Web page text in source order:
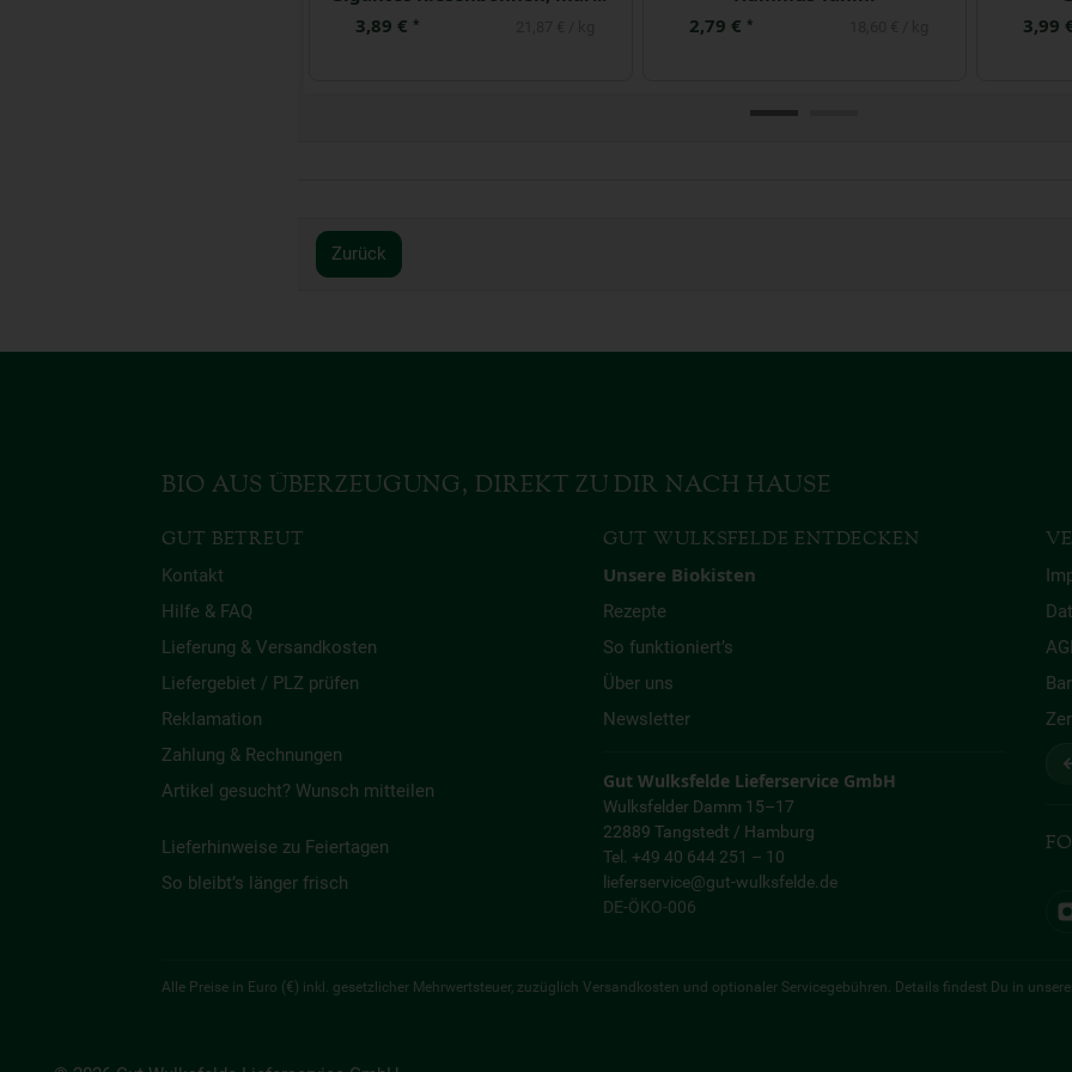
3,89 € *
2,79 € *
3,99
Zurück
BIO AUS ÜBERZEUGUNG, DIREKT ZU DIR NACH HAUSE
GUT BETREUT
Kontakt
Hilfe & FAQ
Lieferung & Versandkosten
Liefergebiet / PLZ prüfen
Reklamation
Zahlung & Rechnungen
Artikel gesucht? Wunsch mitteilen
Lieferhinweise zu Feiertagen
So bleibt’s länger frisch
GUT WULKSFELDE ENTDECKEN
Unsere Biokisten
Rezepte
So funktioniert’s
Über uns
Newsletter
Gut Wulksfelde Lieferservice GmbH
Wulksfelder Damm 15–17
22889 Tangstedt / Hamburg
Tel. +49 40 644 251 – 10
lieferservice@gut-wulksfelde.de
DE-ÖKO-006
Alle Preise in Euro (€) inkl. gesetzlicher Mehrwertsteuer, zuzüglich Versandkosten und optionaler Servicegebühren. Details findest Du in